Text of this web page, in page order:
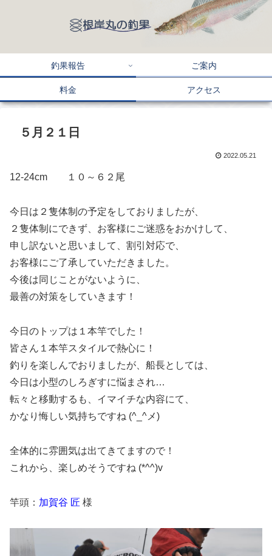
釣果報告 ご案内
料金 アクセス
５月２１日
2022.05.21
12-24cm １０～６２尾
今日は２隻体制の予定をしておりましたが、
２隻体制にできず、お客様にご迷惑をおかけして、
申し訳ないと思いまして、割引対応で、
お客様にご了承していただきました。
今後は同じことがないように、
最善の対策をしていきます！
今日のトップは１本竿でした！
皆さん１本竿スタイルで熱心に！
釣りを楽しんでおりましたが、船長としては、
今日は小型のしろぎすに悩まされ…
転々と移動するも、イマイチな内容にて、
かなり悔しい気持ちですね (^_^メ)
全体的に雰囲気は出てきてますので！
これから、楽しめそうですね (*^^)v
竿頭： 加賀谷 匠 様